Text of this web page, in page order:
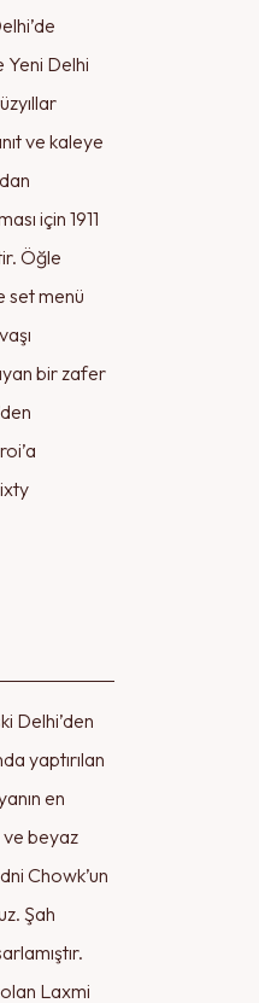
Yeni Delhi
ve kaleye
için 1911
Öğle
set menü
bir zafer
Delhi’den
yaptırılan
en
ve beyaz
Chowk’un
Şah
Laxmi